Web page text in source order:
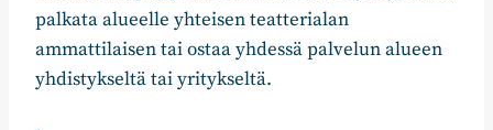
palkata alueelle yhteisen teatterialan
ammattilaisen tai ostaa yhdessä palvelun alueen
yhdistykseltä tai yritykseltä.